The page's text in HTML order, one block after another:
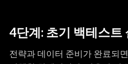
4단계: 초기 백테스트
전략과 데이터 준비가 완료되